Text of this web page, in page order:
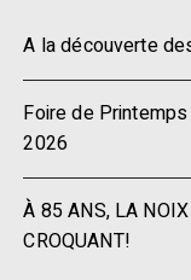
A la découverte
Foire de
2026
À 85 ANS, LA
CROQUANT!